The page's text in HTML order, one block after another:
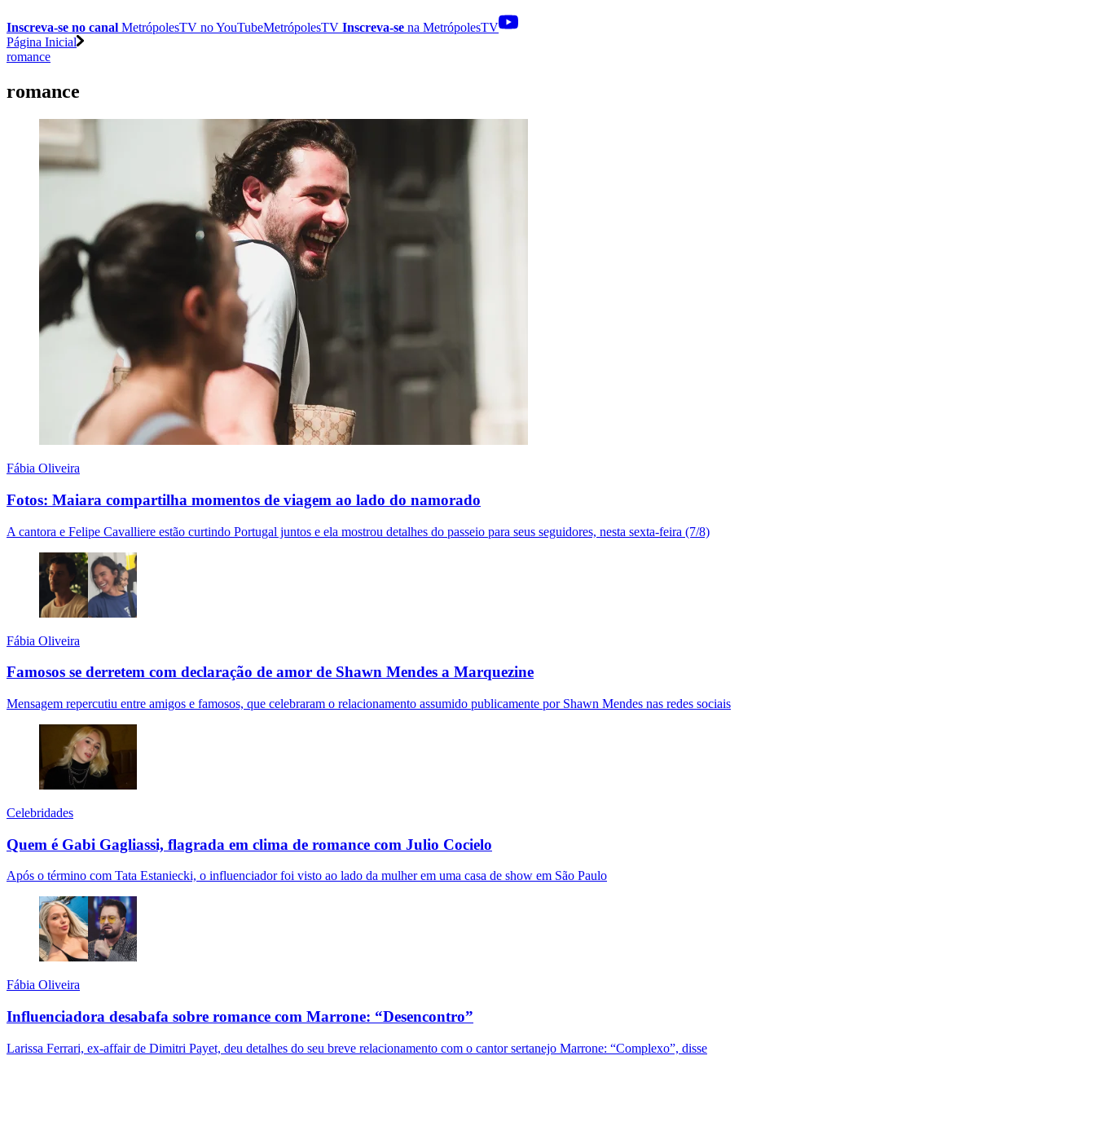
Inscreva-se no canal MetrópolesTV noYouTubeMetrópolesTV Inscreva-se na MetrópolesTV
Página Inicial
romance
romance
Fábia Oliveira
Fotos: Maiara compartilha momentos de viagem ao lado do namorado
A cantora e Felipe Cavalliere estão curtindo Portugal juntos e ela mostrou detalhes do passeio para seus seguidores, nesta sexta-feira (7/8)
Fábia Oliveira
Famosos se derretem com declaração de amor de Shawn Mendes a Marquezine
Mensagem repercutiu entre amigos e famosos, que celebraram o relacionamento assumido publicamente por Shawn Mendes nas redes sociais
Celebridades
Quem é Gabi Gagliassi, flagrada em clima de romance com Julio Cocielo
Após o término com Tata Estaniecki, o influenciador foi visto ao lado da mulher em uma casa de show em São Paulo
Fábia Oliveira
Influenciadora desabafa sobre romance com Marrone: “Desencontro”
Larissa Ferrari, ex-affair de Dimitri Payet, deu detalhes do seu breve relacionamento com o cantor sertanejo Marrone: “Complexo”, disse